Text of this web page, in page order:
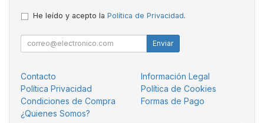
He leído y acepto la Política de Privacidad.
Enviar
Contacto
Información Legal
Política Privacidad
Política de Cookies
Condiciones de Compra
Formas de Pago
¿Quienes Somos?